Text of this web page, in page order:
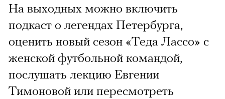
На выходных можно включить
подкаст о легендах Петербурга,
оценить новый сезон «Теда Лассо» с
женской футбольной командой,
послушать лекцию Евгении
Тимоновой или пересмотреть